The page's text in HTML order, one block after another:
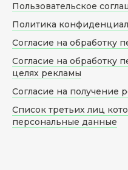
Пользовательское
Политика
Согласие на обработку
Согласие на обработку
целях рекламы
Согласие на получение
Список третьих лиц
персональные данные